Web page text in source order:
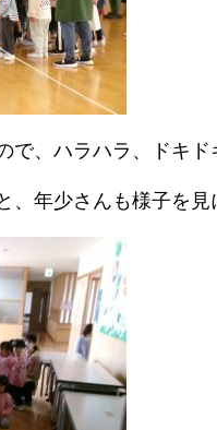
で、ハラハラ、ドキド
年少さんも様子を見